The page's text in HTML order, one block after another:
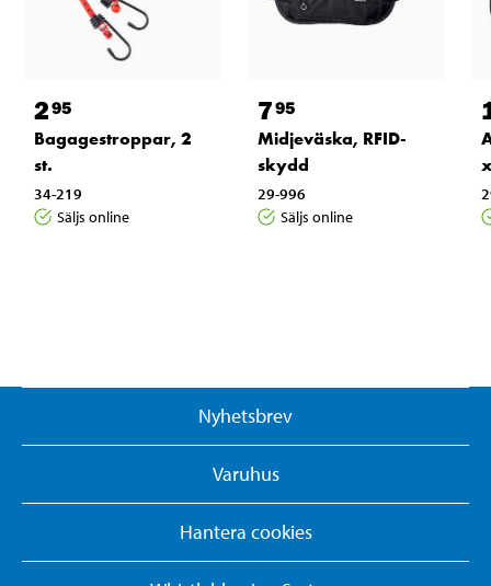
295
Bagagestroppar, 2
st.
34-219
Säljs online
795
Midjeväska, RFID-
skydd
29-996
Säljs online
Nyhetsbrev
Varuhus
Hantera cookies